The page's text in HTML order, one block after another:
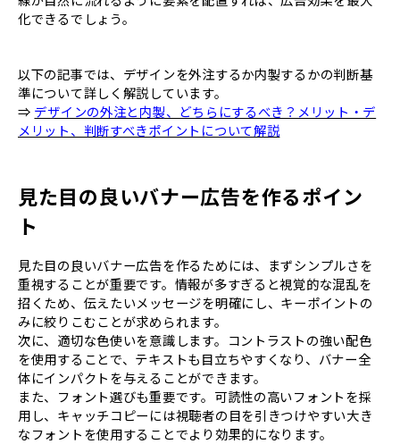
化できるでしょう。
以下の記事では、デザインを外注するか内製するかの判断基
準について詳しく解説しています。
⇒ デザインの外注と内製、どちらにするべき？メリット・デ
メリット、判断すべきポイントについて解説
見た目の良いバナー広告を作るポイン
ト
見た目の良いバナー広告を作るためには、まずシンプルさを
重視することが重要です。情報が多すぎると視覚的な混乱を
招くため、伝えたいメッセージを明確にし、キーポイントの
みに絞りこむことが求められます。
次に、適切な色使いを意識します。コントラストの強い配色
を使用することで、テキストも目立ちやすくなり、バナー全
体にインパクトを与えることができます。
また、フォント選びも重要です。可読性の高いフォントを採
用し、キャッチコピーには視聴者の目を引きつけやすい大き
なフォントを使用することでより効果的になります。